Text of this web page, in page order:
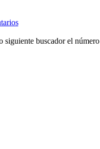
siguiente buscador el número